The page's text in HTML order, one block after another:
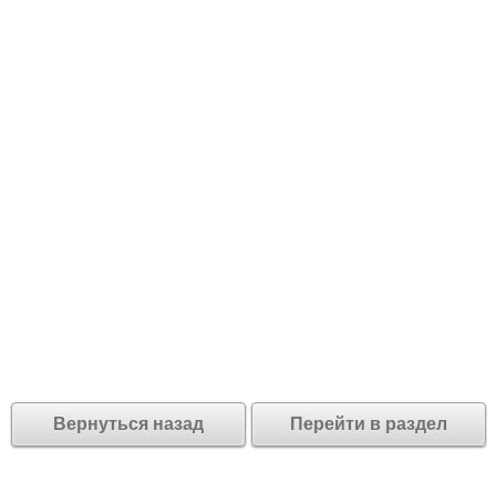
Вернуться назад Перейти в раздел